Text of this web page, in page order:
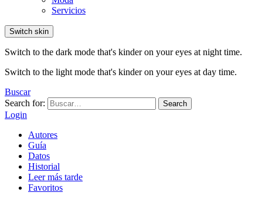
Servicios
Switch skin
Switch to the dark mode that's kinder on your eyes at night time.
Switch to the light mode that's kinder on your eyes at day time.
Buscar
Search for:
Search
Login
Autores
Guía
Datos
Historial
Leer más tarde
Favoritos